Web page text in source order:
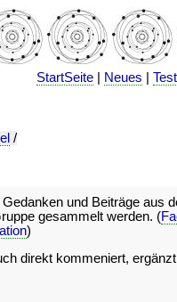
StartSeite Neues |
/
Gedanken und Beiträge aus
gesammelt werden. (
)
direkt kommeniert,